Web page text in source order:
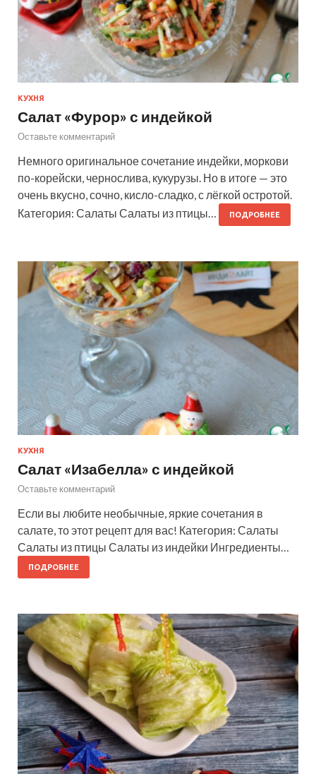
КУХНЯ
Салат «Фурор» с индейкой
Оставьте комментарий
Немного оригинальное сочетание индейки, моркови
по-корейски, чернослива, кукурузы. Но в итоге — это
очень вкусно, сочно, кисло-сладко, с лёгкой остротой.
Категория: Салаты Салаты из птицы…
ПОДРОБНЕЕ
КУХНЯ
Салат «Изабелла» с индейкой
Оставьте комментарий
Если вы любите необычные, яркие сочетания в
салате, то этот рецепт для вас! Категория: Салаты
Салаты из птицы Салаты из индейки Ингредиенты…
ПОДРОБНЕЕ